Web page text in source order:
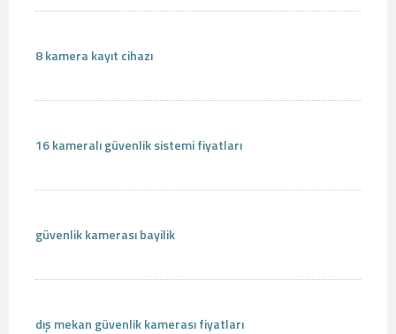
8 kamera kayıt cihazı
16 kameralı güvenlik sistemi fiyatları
güvenlik kamerası bayilik
dış mekan güvenlik kamerası fiyatları